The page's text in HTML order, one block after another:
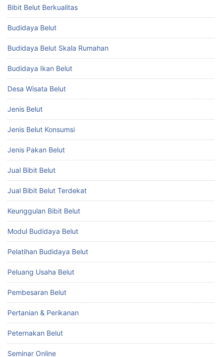
Bibit Belut Berkualitas
Budidaya Belut
Budidaya Belut Skala Rumahan
Budidaya Ikan Belut
Desa Wisata Belut
Jenis Belut
Jenis Belut Konsumsi
Jenis Pakan Belut
Jual Bibit Belut
Jual Bibit Belut Terdekat
Keunggulan Bibit Belut
Modul Budidaya Belut
Pelatihan Budidaya Belut
Peluang Usaha Belut
Pembesaran Belut
Pertanian & Perikanan
Peternakan Belut
Seminar Online